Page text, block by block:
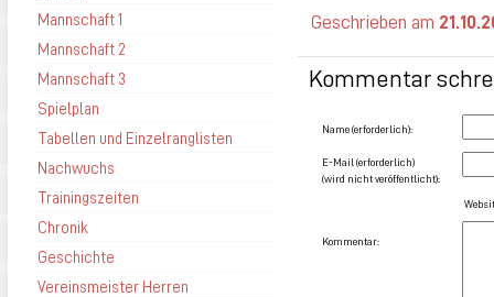
Mannschaft 1
Mannschaft 2
Mannschaft 3
Spielplan
Tabellen und Einzelranglisten
Nachwuchs
Trainingszeiten
Chronik
Geschichte
Vereinsmeister Herren
Geschrieben am
Kommentar
Name (erforderlich):
E-Mail (erforderlich)
(wird nicht veröffentlicht):
Kommentar: